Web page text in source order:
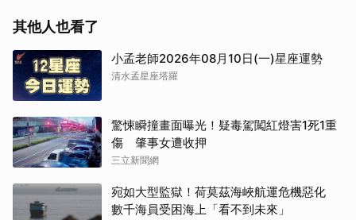
其他人也看了
小孟老師2026年08月10日(一)星座運勢
清水孟星座塔羅
驚悚瞬撞畫面曝光！疑毒駕闖紅燈害1死1重
傷 肇事女遭收押
三立新聞網
宛如大型監獄！荷莫茲海峽航運危機惡化
數千海員受困海上「看不到未來」